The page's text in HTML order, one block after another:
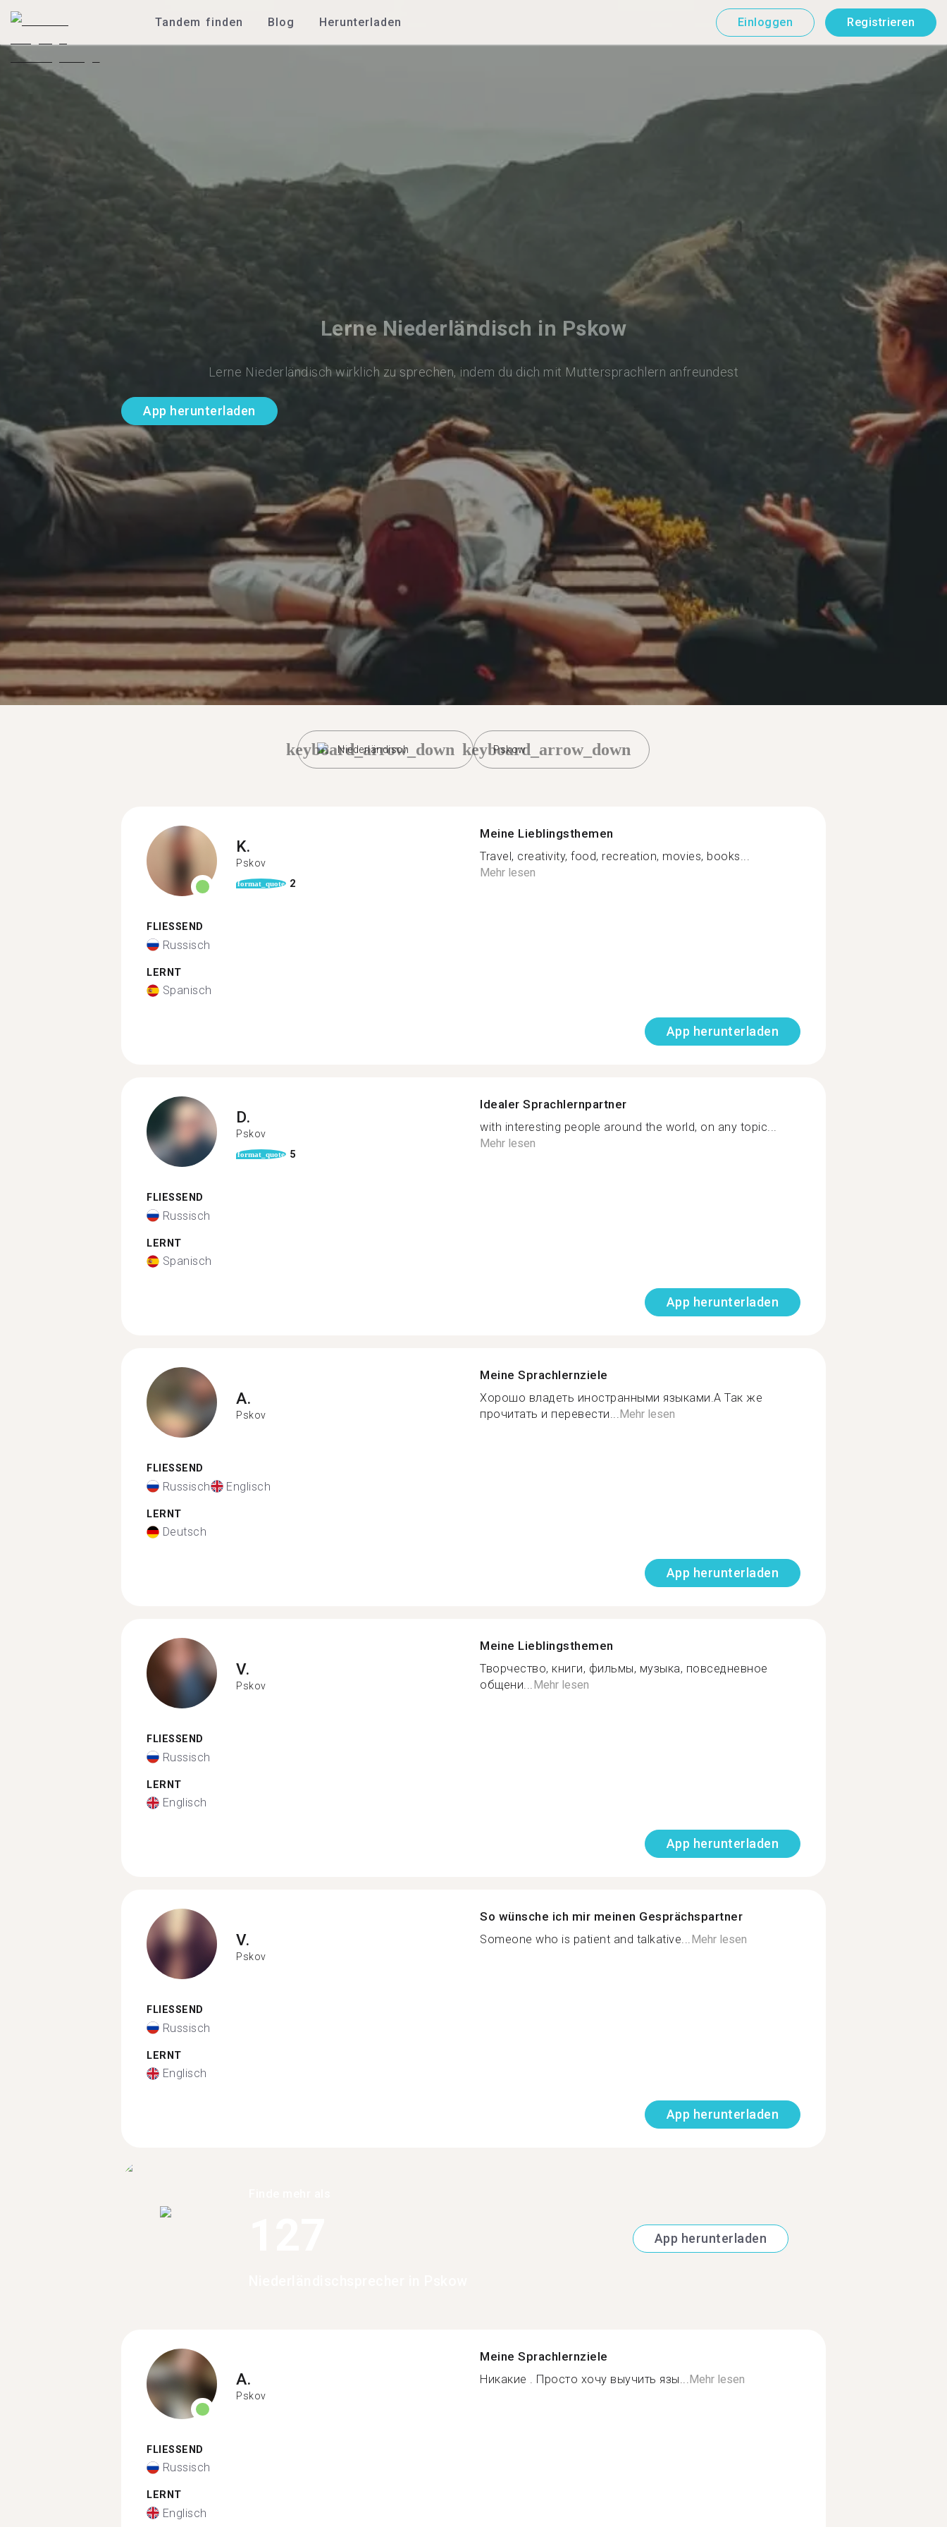
Tandem finden Blog Herunterladen Einloggen Registrieren
Lerne Niederländisch in Pskow
Lerne Niederländisch wirklich zu sprechen, indem du dich mit Muttersprachlern anfreundest
App herunterladen
Niederländisch
keyboard_arrow_down Pskow
keyboard_arrow_down
K.
Pskov
format_quote 2
FLIESSEND
Russisch
LERNT
Spanisch
Meine Lieblingsthemen
Travel, creativity, food, recreation, movies, books...
Mehr lesen
App herunterladen
D.
Pskov
format_quote 5
FLIESSEND
Russisch
LERNT
Spanisch
Idealer Sprachlernpartner
with interesting people around the world, on any topic...
Mehr lesen
App herunterladen
A.
Pskov
FLIESSEND
Russisch Englisch
LERNT
Deutsch
Meine Sprachlernziele
Хорошо владеть иностранными языками.А Так же
прочитать и перевести...Mehr lesen
App herunterladen
V.
Pskov
FLIESSEND
Russisch
LERNT
Englisch
Meine Lieblingsthemen
Творчество, книги, фильмы, музыка, повседневное
общени...Mehr lesen
App herunterladen
V.
Pskov
FLIESSEND
Russisch
LERNT
Englisch
So wünsche ich mir meinen Gesprächspartner
Someone who is patient and talkative...Mehr lesen
App herunterladen
App herunterladen
A.
Pskov
FLIESSEND
Russisch
LERNT
Englisch
Meine Sprachlernziele
Никакие . Просто хочу выучить язы... Mehr lesen